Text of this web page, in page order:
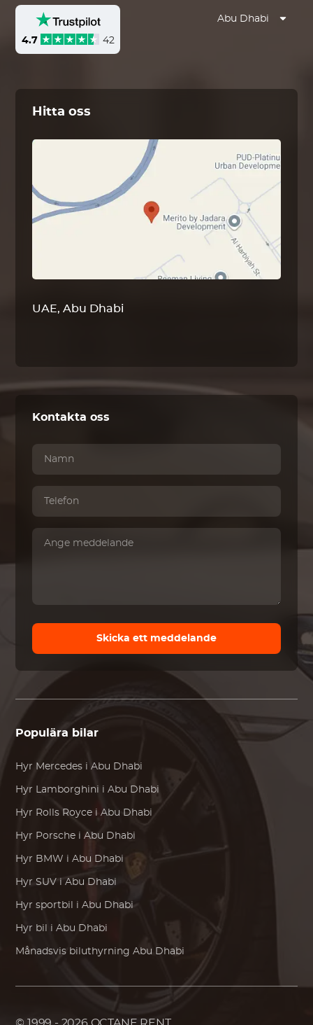
4.7 42
Abu Dhabi
Hitta oss
UAE, Abu Dhabi
Kontakta oss
Skicka ett meddelande
Populära bilar
Hyr Mercedes i Abu Dhabi
Hyr Lamborghini i Abu Dhabi
Hyr Rolls Royce i Abu Dhabi
Hyr Porsche i Abu Dhabi
Hyr BMW i Abu Dhabi
Hyr SUV i Abu Dhabi
Hyr sportbil i Abu Dhabi
Hyr bil i Abu Dhabi
Månadsvis biluthyrning Abu Dhabi